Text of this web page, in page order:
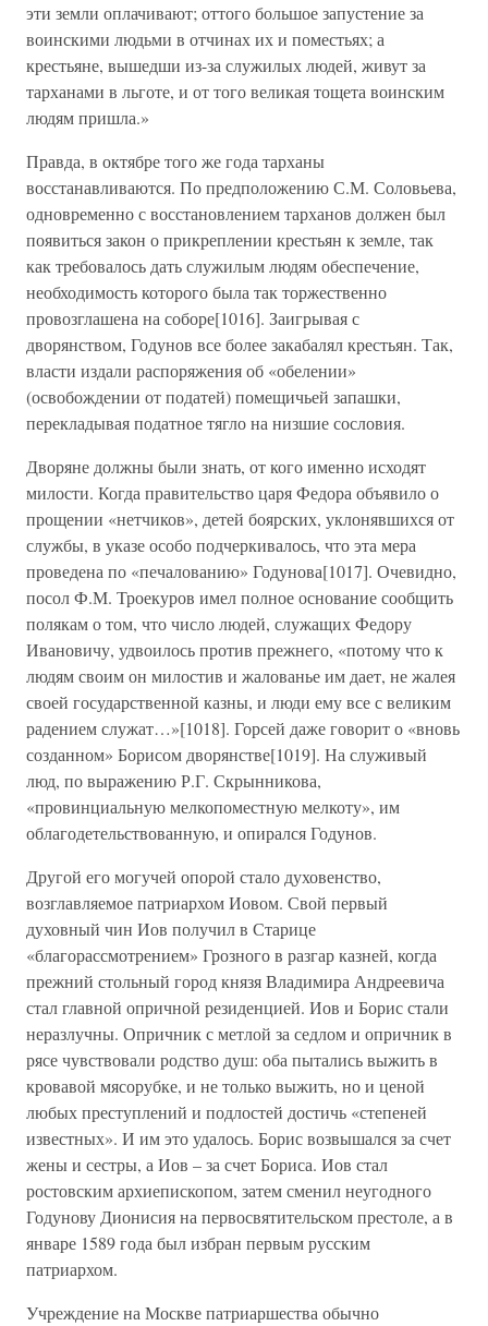
эти земли оплачивают; оттого большое запустение за
воинскими людьми в отчинах их и поместьях; а
крестьяне, вышедши из-за служилых людей, живут за
тарханами в льготе, и от того великая тощета воинским
людям пришла.»
Правда, в октябре того же года тарханы
восстанавливаются. По предположению С.М. Соловьева,
одновременно с восстановлением тарханов должен был
появиться закон о прикреплении крестьян к земле, так
как требовалось дать служилым людям обеспечение,
необходимость которого была так торжественно
провозглашена на соборе[1016]. Заигрывая с
дворянством, Годунов все более закабалял крестьян. Так,
власти издали распоряжения об «обелении»
(освобождении от податей) помещичьей запашки,
перекладывая податное тягло на низшие сословия.
Дворяне должны были знать, от кого именно исходят
милости. Когда правительство царя Федора объявило о
прощении «нетчиков», детей боярских, уклонявшихся от
службы, в указе особо подчеркивалось, что эта мера
проведена по «печалованию» Годунова[1017]. Очевидно,
посол Ф.М. Троекуров имел полное основание сообщить
полякам о том, что число людей, служащих Федору
Ивановичу, удвоилось против прежнего, «потому что к
людям своим он милостив и жалованье им дает, не жалея
своей государственной казны, и люди ему все с великим
радением служат…»[1018]. Горсей даже говорит о «вновь
созданном» Борисом дворянстве[1019]. На служивый
люд, по выражению Р.Г. Скрынникова,
«провинциальную мелкопоместную мелкоту», им
облагодетельствованную, и опирался Годунов.
Другой его могучей опорой стало духовенство,
возглавляемое патриархом Иовом. Свой первый
духовный чин Иов получил в Старице
«благорассмотрением» Грозного в разгар казней, когда
прежний стольный город князя Владимира Андреевича
стал главной опричной резиденцией. Иов и Борис стали
неразлучны. Опричник с метлой за седлом и опричник в
рясе чувствовали родство душ: оба пытались выжить в
кровавой мясорубке, и не только выжить, но и ценой
любых преступлений и подлостей достичь «степеней
известных». И им это удалось. Борис возвышался за счет
жены и сестры, а Иов – за счет Бориса. Иов стал
ростовским архиепископом, затем сменил неугодного
Годунову Дионисия на первосвятительском престоле, а в
январе 1589 года был избран первым русским
патриархом.
Учреждение на Москве патриаршества обычно